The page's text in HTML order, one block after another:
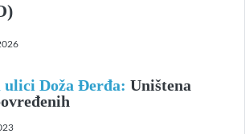
ulici Doža Đerđa: Uništena